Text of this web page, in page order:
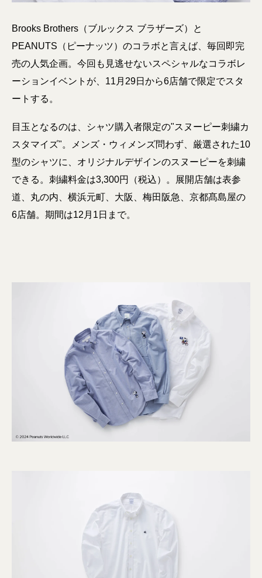
Brooks Brothers（ブルックス ブラザーズ）と
PEANUTS（ピーナッツ）のコラボと言えば、毎回即完
売の人気企画。今回も見逃せないスペシャルなコラボレ
ーションイベントが、11月29日から6店舗で限定でスタ
ートする。
目玉となるのは、シャツ購入者限定の"スヌーピー刺繍カ
スタマイズ"。メンズ・ウィメンズ問わず、厳選された10
型のシャツに、オリジナルデザインのスヌーピーを刺繍
できる。刺繍料金は3,300円（税込）。展開店舗は表参
道、丸の内、横浜元町、大阪、梅田阪急、京都髙島屋の
6店舗。期間は12月1日まで。